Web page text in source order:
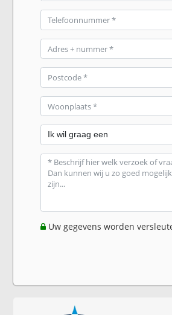
Uw gegevens worden